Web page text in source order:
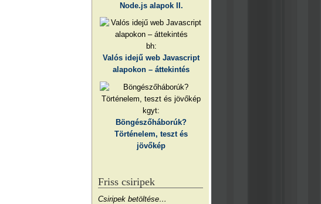
Node.js alapok II.
bh:
Valós idejű web Javascript
alapokon – áttekintés
kgyt:
Böngészőháborúk?
Történelem, teszt és
jövőkép
Friss csiripek
Csiripek betöltése…